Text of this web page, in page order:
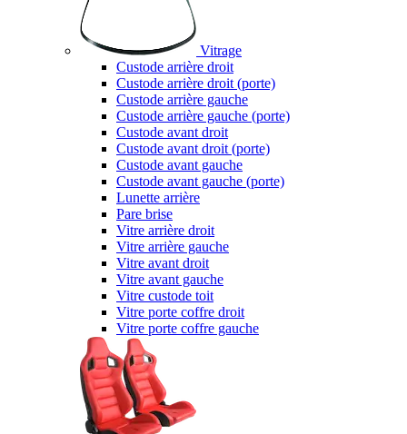
Vitrage
Custode arrière droit
Custode arrière droit (porte)
Custode arrière gauche
Custode arrière gauche (porte)
Custode avant droit
Custode avant droit (porte)
Custode avant gauche
Custode avant gauche (porte)
Lunette arrière
Pare brise
Vitre arrière droit
Vitre arrière gauche
Vitre avant droit
Vitre avant gauche
Vitre custode toit
Vitre porte coffre droit
Vitre porte coffre gauche